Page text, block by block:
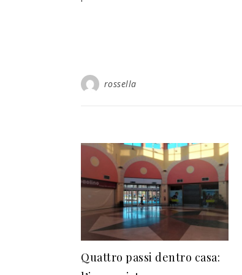
rossella
Quattro passi dentro casa: